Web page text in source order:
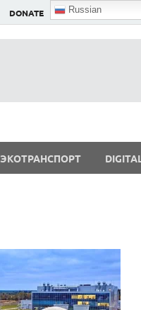
DONATE Russian
ЭКОТРАНСПОРТ DIGITAL